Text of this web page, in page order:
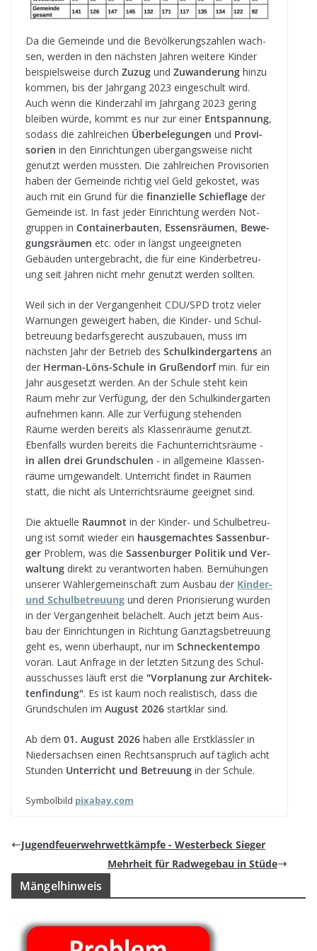
Da die Gemeinde und die Bevöl­ke­rungs­zah­len wach­
sen, wer­den in den nächs­ten Jah­ren wei­tere Kin­der
bei­spiels­weise durch Zuzug und Zuwan­de­rung hinzu
kom­men, bis der Jahr­gang 2023 ein­ge­schult wird.
Auch wenn die Kin­der­zahl im Jahr­gang 2023 gering
blei­ben würde, kommt es nur zur einer Ent­span­nung,
sodass die zahl­rei­chen Über­be­le­gun­gen und Pro­vi­
so­rien in den Ein­rich­tun­gen über­gangs­weise nicht
genutzt wer­den müss­ten. Die zahl­rei­chen Pro­vi­so­rien
haben der Gemeinde rich­tig viel Geld gekos­tet, was
auch mit ein Grund für die finan­zi­elle Schief­lage der
Gemeinde ist. In fast jeder Ein­rich­tung wer­den Not­
grup­pen in Con­tai­ner­bau­ten, Essens­räu­men, Bewe­
gungs­räu­men etc. oder in längst unge­eig­ne­ten
Gebäu­den unter­ge­bracht, die für eine Kin­der­be­treu­
ung seit Jah­ren nicht mehr genutzt wer­den sollten.
Weil sich in der Ver­gan­gen­heit CDU/SPD trotz vie­ler
War­nun­gen gewei­gert haben, die Kin­der- und Schul­
be­treu­ung bedarfs­ge­recht aus­zu­bauen, muss im
nächs­ten Jahr der Betrieb des Schul­kin­der­gar­tens an
der Her­man-Löns-Schule in Gru­ßen­dorfmin. für ein
Jahr aus­ge­setzt wer­den. An der Schule steht kein
Raum mehr zur Ver­fü­gung, der den Schul­kin­der­gar­ten
auf­neh­men kann. Alle zur Ver­fü­gung ste­hen­den
Räume wer­den bereits als Klas­sen­räume genutzt.
Eben­falls wur­den bereits die Fach­un­ter­richts­räume -
in allen drei Grund­schu­len - in all­ge­meine Klas­sen­
räume umge­wan­delt. Unter­richt fin­det in Räu­men
statt, die nicht als Unter­richts­räume geeig­net sind.
Die aktu­elle Raum­not in der Kin­der- und Schul­be­treu­
ung ist somit wie­der ein haus­ge­mach­tes Sas­sen­bur­
ger Pro­blem, was die Sas­sen­bur­ger Poli­tik und Ver­
wal­tung direkt zu ver­ant­wor­ten haben. Bemü­hun­gen
unse­rer Wäh­ler­ge­mein­schaft zum Aus­bau der Kin­der-
und Schul­be­treu­ung und deren Prio­ri­sie­rung wur­den
in der Ver­gan­gen­heit belä­chelt. Auch jetzt beim Aus­
bau der Ein­rich­tun­gen in Rich­tung Ganz­tags­be­treu­ung
geht es, wenn über­haupt, nur im Schne­cken­tempo
voran. Laut Anfrage in der letz­ten Sit­zung des Schul­
aus­schus­ses läuft erst die "Vor­pla­nung zur Archi­tek­
ten­fin­dung". Es ist kaum noch rea­lis­tisch, dass die
Grund­schu­len im August 2026 start­klar sind.
Ab dem 01. August 2026 haben alle Erst­kläss­ler in
Nie­der­sach­sen einen Rechts­an­spruch auf täg­lich acht
Stun­den Unter­richt und Betreu­ung in der Schule.
Sym­bol­bild pix​a​bay​.com
Jugend­feu­er­wehr­wett­kämpfe - Wes­ter­beck Sieger
Mehr­heit für Rad­we­ge­bau in Stüde
Män­gel­hin­weis